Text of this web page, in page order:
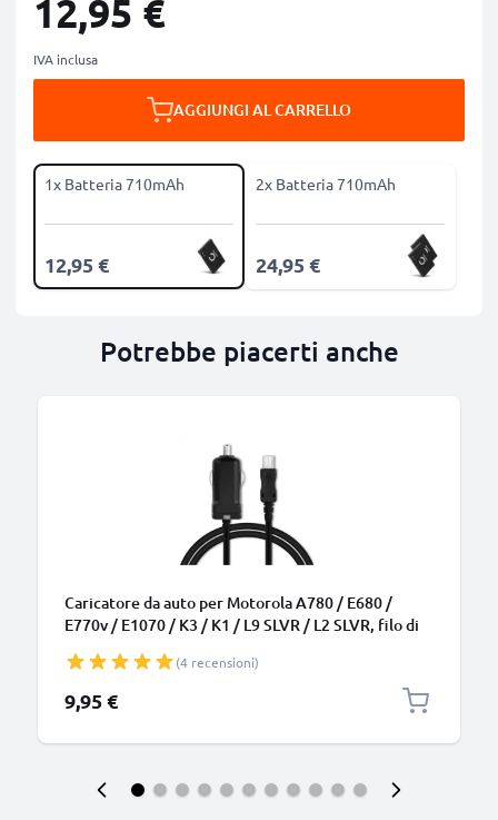
12,95 €
IVA inclusa
AGGIUNGI AL CARRELLO
1x Batteria 710mAh
12,95 €
2x Batteria 710mAh
24,95 €
Potrebbe piacerti anche
Caricatore da auto per Motorola A780 / E680 /
E770v / E1070 / K3 / K1 / L9 SLVR / L2 SLVR, filo di
Caricabatteria potente e sicuro
(4 recensioni)
9,95 €